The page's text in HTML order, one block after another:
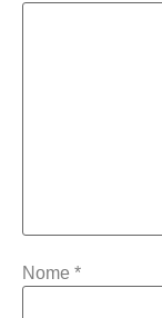
Nome *